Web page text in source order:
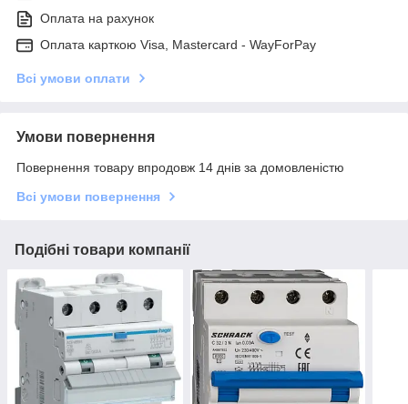
Оплата на рахунок
Оплата карткою Visa, Mastercard - WayForPay
Всі умови оплати
Умови повернення
Повернення товару впродовж 14 днів за домовленістю
Всі умови повернення
Подібні товари компанії